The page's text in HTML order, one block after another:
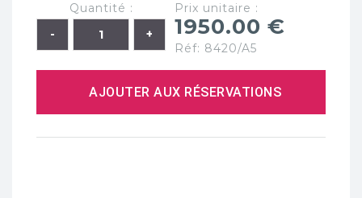
Quantité : Prix unitaire :
1950.00 €
Réf: 8420/A5
AJOUTER AUX RÉSERVATIONS